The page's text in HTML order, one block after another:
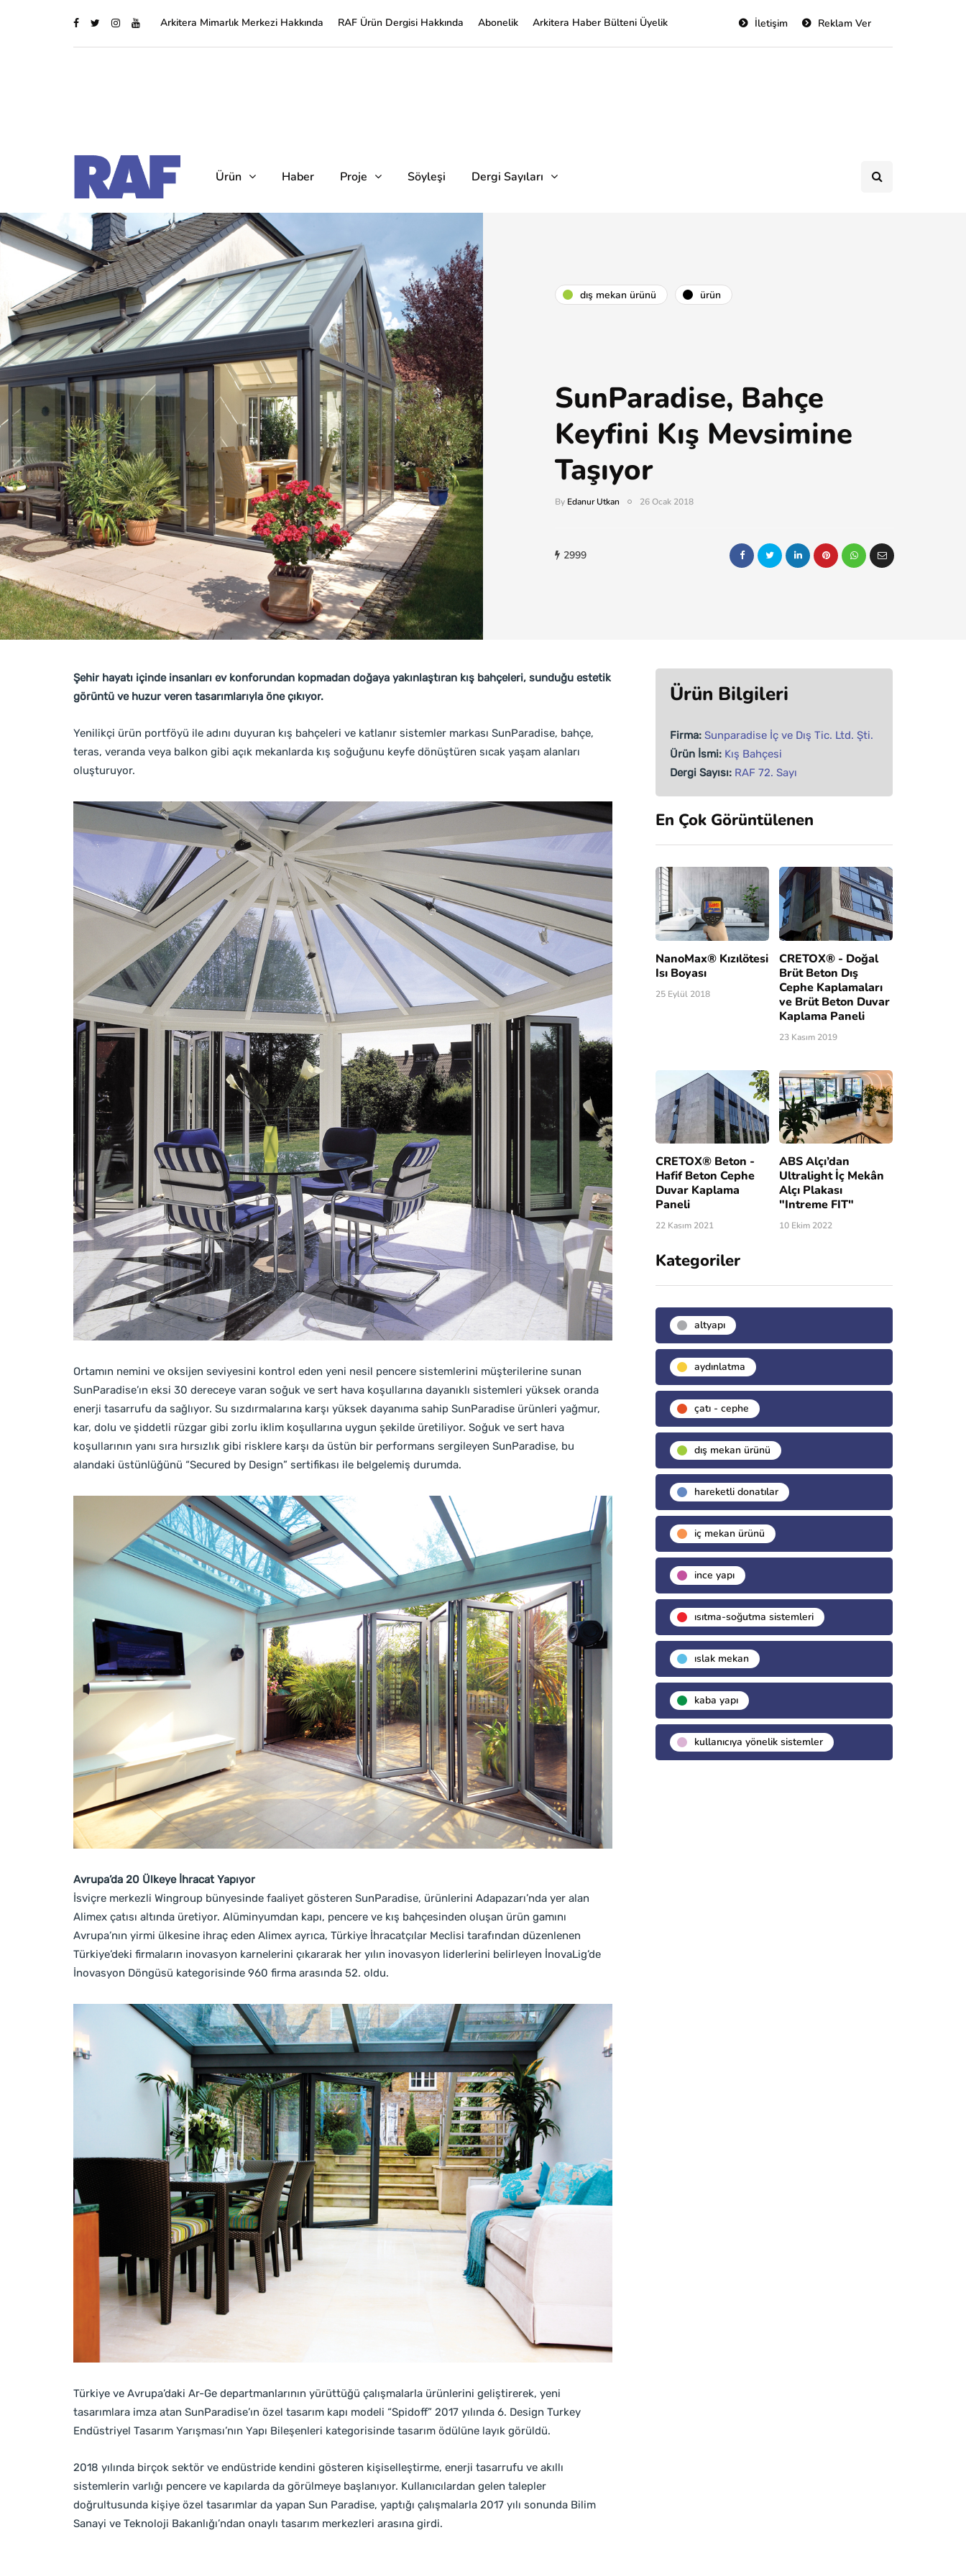
Arkitera Mimarlık Merkezi Hakkında RAF Ürün Dergisi Hakkında Abonelik Arkitera Haber Bülteni Üyelik Reklam Ver
İletişim
Ürün Haber Proje Söyleşi Dergi Sayıları
dış mekan ürünü ürün
SunParadise, Bahçe
Keyfini Kış Mevsimine
Taşıyor
By Edanur Utkan 26 Ocak 2018
2999
Şehir hayatı içinde insanları ev konforundan kopmadan doğaya yakınlaştıran kış bahçeleri, sunduğu estetik
görüntü ve huzur veren tasarımlarıyla öne çıkıyor.
Yenilikçi ürün portföyü ile adını duyuran kış bahçeleri ve katlanır sistemler markası SunParadise, bahçe,
teras, veranda veya balkon gibi açık mekanlarda kış soğuğunu keyfe dönüştüren sıcak yaşam alanları
oluşturuyor.
Ortamın nemini ve oksijen seviyesini kontrol eden yeni nesil pencere sistemlerini müşterilerine sunan
SunParadise’ın eksi 30 dereceye varan soğuk ve sert hava koşullarına dayanıklı sistemleri yüksek oranda
enerji tasarrufu da sağlıyor. Su sızdırmalarına karşı yüksek dayanıma sahip SunParadise ürünleri yağmur,
kar, dolu ve şiddetli rüzgar gibi zorlu iklim koşullarına uygun şekilde üretiliyor. Soğuk ve sert hava
koşullarının yanı sıra hırsızlık gibi risklere karşı da üstün bir performans sergileyen SunParadise, bu
alandaki üstünlüğünü “Secured by Design” sertifikası ile belgelemiş durumda.
Avrupa’da 20 Ülkeye İhracat Yapıyor
İsviçre merkezli Wingroup bünyesinde faaliyet gösteren SunParadise, ürünlerini Adapazarı’nda yer alan
Alimex çatısı altında üretiyor. Alüminyumdan kapı, pencere ve kış bahçesinden oluşan ürün gamını
Avrupa’nın yirmi ülkesine ihraç eden Alimex ayrıca, Türkiye İhracatçılar Meclisi tarafından düzenlenen
Türkiye’deki firmaların inovasyon karnelerini çıkararak her yılın inovasyon liderlerini belirleyen İnovaLig’de
İnovasyon Döngüsü kategorisinde 960 firma arasında 52. oldu.
Türkiye ve Avrupa’daki Ar-Ge departmanlarının yürüttüğü çalışmalarla ürünlerini geliştirerek, yeni
tasarımlara imza atan SunParadise’ın özel tasarım kapı modeli “Spidoff” 2017 yılında 6. Design Turkey
Endüstriyel Tasarım Yarışması’nın Yapı Bileşenleri kategorisinde tasarım ödülüne layık görüldü.
2018 yılında birçok sektör ve endüstride kendini gösteren kişiselleştirme, enerji tasarrufu ve akıllı
sistemlerin varlığı pencere ve kapılarda da görülmeye başlanıyor. Kullanıcılardan gelen talepler
doğrultusunda kişiye özel tasarımlar da yapan Sun Paradise, yaptığı çalışmalarla 2017 yılı sonunda Bilim
Sanayi ve Teknoloji Bakanlığı’ndan onaylı tasarım merkezleri arasına girdi.
Ürün Bilgileri
Firma: Sunparadise İç ve Dış Tic. Ltd. Şti.
Ürün İsmi: Kış Bahçesi
Dergi Sayısı: RAF 72. Sayı
En Çok Görüntülenen
NanoMax® Kızılötesi
Isı Boyası
25 Eylül 2018
CRETOX® - Doğal
Brüt Beton Dış
Cephe Kaplamaları
ve Brüt Beton Duvar
Kaplama Paneli
23 Kasım 2019
CRETOX® Beton -
Hafif Beton Cephe
Duvar Kaplama
Paneli
22 Kasım 2021
ABS Alçı’dan
Ultralight İç Mekân
Alçı Plakası
"Intreme FIT"
10 Ekim 2022
Kategoriler
altyapı
aydınlatma
çatı - cephe
dış mekan ürünü
hareketli donatılar
i̇ç mekan ürünü
i̇nce yapı
isıtma-soğutma sistemleri
islak mekan
kaba yapı
kullanıcıya yönelik sistemler